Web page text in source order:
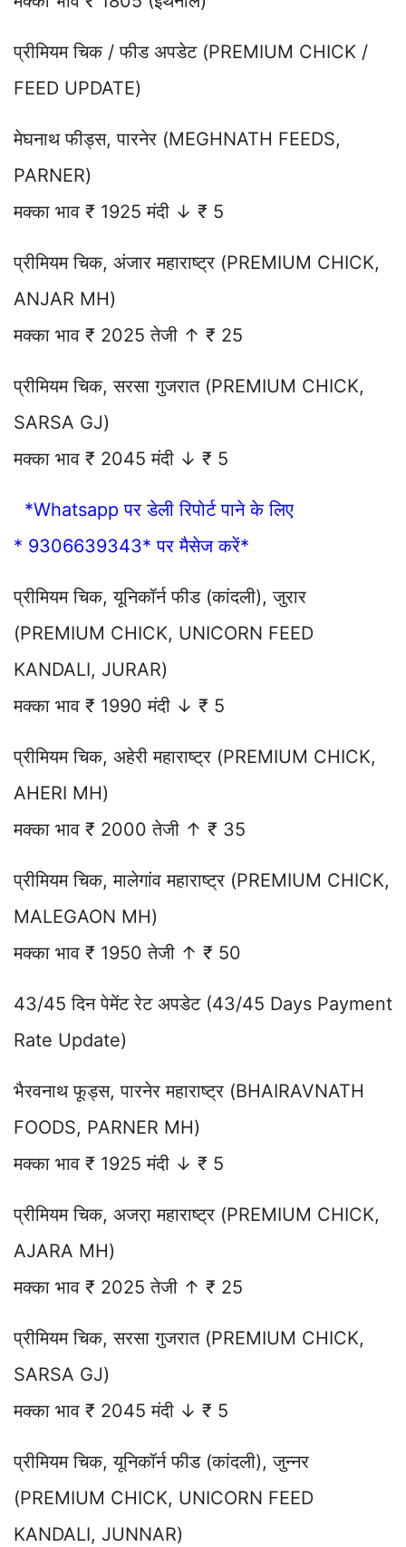
प्रीमियम चिक / फीड अपडेट (PREMIUM CHICK /
FEED UPDATE)
मेघनाथ फीड्स, पारनेर (MEGHNATH FEEDS,
PARNER)
मक्का भाव ₹ 1925 मंदी ↓ ₹ 5
प्रीमियम चिक, अंजार महाराष्ट्र (PREMIUM CHICK,
ANJAR MH)
मक्का भाव ₹ 2025 तेजी ↑ ₹ 25
प्रीमियम चिक, सरसा गुजरात (PREMIUM CHICK,
SARSA GJ)
मक्का भाव ₹ 2045 मंदी ↓ ₹ 5
*Whatsapp पर डेली रिपोर्ट पाने के लिए
* 9306639343* पर मैसेज करें*
प्रीमियम चिक, यूनिकॉर्न फीड (कांदली), जुरार
(PREMIUM CHICK, UNICORN FEED
KANDALI, JURAR)
मक्का भाव ₹ 1990 मंदी ↓ ₹ 5
प्रीमियम चिक, अहेरी महाराष्ट्र (PREMIUM CHICK,
AHERI MH)
मक्का भाव ₹ 2000 तेजी ↑ ₹ 35
प्रीमियम चिक, मालेगांव महाराष्ट्र (PREMIUM CHICK,
MALEGAON MH)
मक्का भाव ₹ 1950 तेजी ↑ ₹ 50
43/45 दिन पेमेंट रेट अपडेट (43/45 Days Payment
Rate Update)
भैरवनाथ फूड्स, पारनेर महाराष्ट्र (BHAIRAVNATH
FOODS, PARNER MH)
मक्का भाव ₹ 1925 मंदी ↓ ₹ 5
प्रीमियम चिक, अजरा़ महाराष्ट्र (PREMIUM CHICK,
AJARA MH)
मक्का भाव ₹ 2025 तेजी ↑ ₹ 25
प्रीमियम चिक, सरसा गुजरात (PREMIUM CHICK,
SARSA GJ)
मक्का भाव ₹ 2045 मंदी ↓ ₹ 5
प्रीमियम चिक, यूनिकॉर्न फीड (कांदली), जुन्नर
(PREMIUM CHICK, UNICORN FEED
KANDALI, JUNNAR)